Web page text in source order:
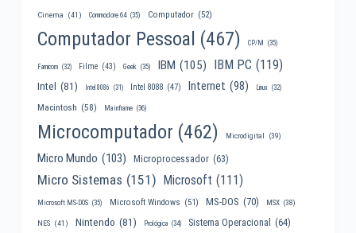
Cinema (41) Commodore 64 (35) Computador (52)
Computador Pessoal (467) CP/M (35)
Famicom (32) Filme (43) Geek (35) IBM (105) IBM PC (119)
Intel (81) Intel 8086 (31) Intel 8088 (47) Internet (98) Linux (32)
Macintosh (58) Mainframe (36)
Microcomputador (462) Microdigital (39)
Micro Mundo (103) Microprocessador (63)
Micro Sistemas (151) Microsoft (111)
Microsoft MS-DOS (35) Microsoft Windows (51) MS-DOS (70) MSX (38)
NES (41) Nintendo (81) Prológica (34) Sistema Operacional (64)